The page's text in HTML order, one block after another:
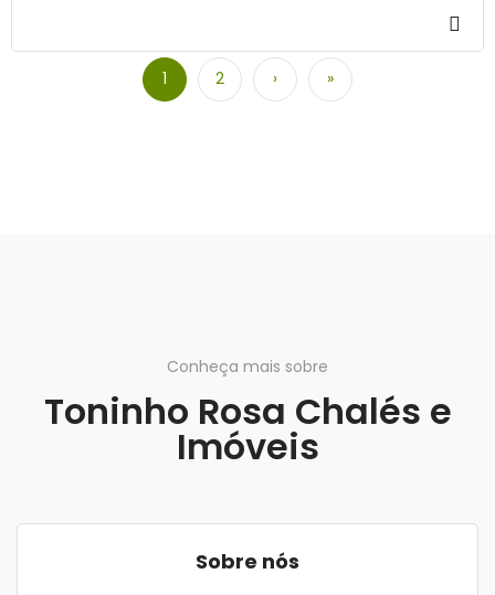
1 2 › »
Conheça mais sobre
Toninho Rosa Chalés e
Imóveis
Sobre nós